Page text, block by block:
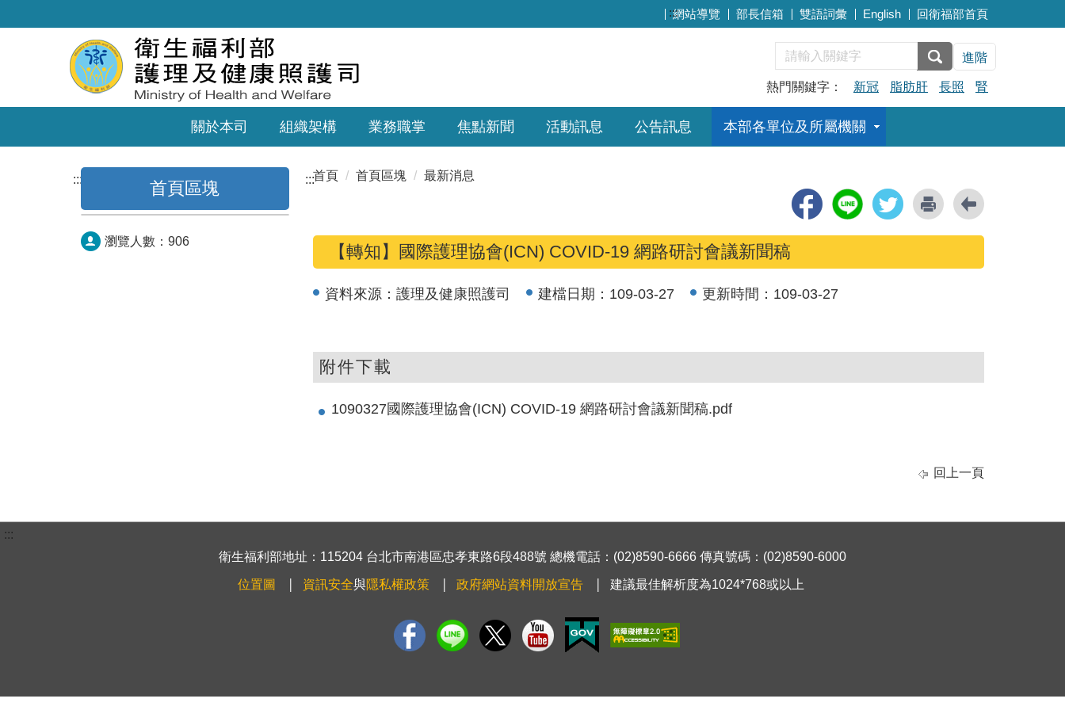
:::網站導覽 部長信箱 雙語詞彙 English 回衛福部首頁
進階
熱門關鍵字： 新冠 脂肪肝 長照 腎
關於本司 組織架構 業務職掌 焦點新聞 活動訊息 公告訊息 本部各單位及所屬機關
::: 首頁區塊
瀏覽人數： 906
:::首頁 首頁區塊 最新消息
【轉知】國際護理協會(ICN) COVID-19 網路研討會議新聞稿
資料來源： 護理及健康照護司 建檔日期： 109-03-27 更新時間： 109-03-27
附件下載
1090327國際護理協會(ICN) COVID-19 網路研討會議新聞稿.pdf
回上一頁
:::
衛生福利部地址：115204 台北市南港區忠孝東路6段488號 總機電話：(02)8590-6666 傳真號碼：(02)8590-6000
位置圖 資訊安全與隱私權政策 政府網站資料開放宣告 建議最佳解析度為1024*768或以上